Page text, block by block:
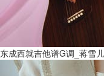
东成西就吉他谱G调_蒋雪